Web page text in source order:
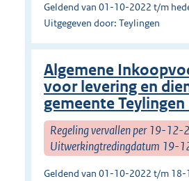
Geldend van 01-10-2022 t/m
Uitgegeven door: Teylingen
Algemene
voor levering en
gemeente Teylingen
Regeling vervallen per 19-12-
Uitwerkingtredingdatum 19-
Geldend van 01-10-2022 t/m